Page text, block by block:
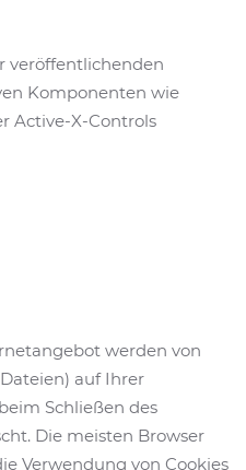
veröffentlichenden
Komponenten wie
Active-X-Controls
werden von
auf Ihrer
Schließen des
Die meisten Browser
Verwendung von Cookies